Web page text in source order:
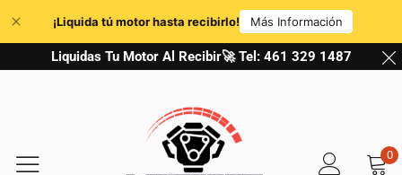
Liquidas Tu Motor Al Recibir🚀 Tel: 461 329 1487
0